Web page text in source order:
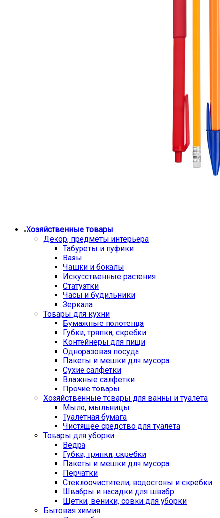
Хозяйственные товары
Декор, предметы интерьера
Табуреты и пуфики
Вазы
Чашки и бокалы
Искусственные растения
Статуэтки
Часы и будильники
Зеркала
Товары для кухни
Бумажные полотенца
Губки, тряпки, скребки
Контейнеры для пищи
Одноразовая посуда
Пакеты и мешки для мусора
Сухие салфетки
Влажные салфетки
Прочие товары
Хозяйственные товары для ванны и туалета
Мыло, мыльницы
Туалетная бумага
Чистящее средство для туалета
Товары для уборки
Ведра
Губки, тряпки, скребки
Пакеты и мешки для мусора
Перчатки
Стеклоочистители, водосгоны и скребки
Швабры и насадки для швабр
Щетки, веники, совки для уборки
Бытовая химия